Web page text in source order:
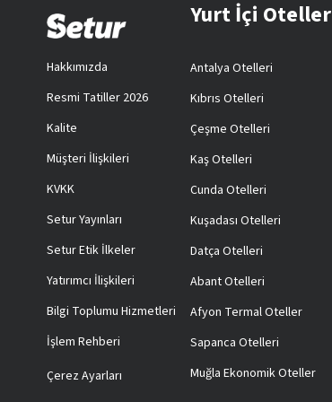
Hakkımızda
Resmi Tatiller 2026
Kalite
Müşteri İlişkileri
KVKK
Setur Yayınları
Setur Etik İlkeler
Yatırımcı İlişkileri
Bilgi Toplumu Hizmetleri
İşlem Rehberi
Çerez Ayarları
Yurt İçi Oteller
Antalya Otelleri
Kıbrıs Otelleri
Çeşme Otelleri
Kaş Otelleri
Cunda Otelleri
Kuşadası Otelleri
Datça Otelleri
Abant Otelleri
Afyon Termal Oteller
Sapanca Otelleri
Muğla Ekonomik Oteller